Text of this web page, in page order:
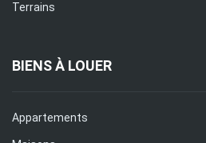
Terrains
BIENS À LOUER
Appartements